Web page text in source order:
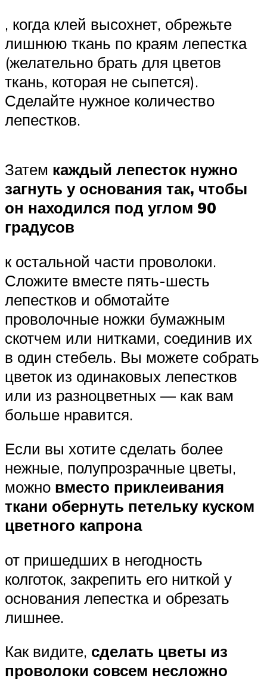
, когда клей высохнет, обрежьте
лишнюю ткань по краям лепестка
(желательно брать для цветов
ткань, которая не сыпется).
Сделайте нужное количество
лепестков.
Затем каждый лепесток нужно
загнуть у основания так, чтобы
он находился под углом 90
градусов
к остальной части проволоки.
Сложите вместе пять-шесть
лепестков и обмотайте
проволочные ножки бумажным
скотчем или нитками, соединив их
в один стебель. Вы можете собрать
цветок из одинаковых лепестков
или из разноцветных — как вам
больше нравится.
Если вы хотите сделать более
нежные, полупрозрачные цветы,
можно вместо приклеивания
ткани обернуть петельку куском
цветного капрона
от пришедших в негодность
колготок, закрепить его ниткой у
основания лепестка и обрезать
лишнее.
Как видите, сделать цветы из
проволоки совсем несложно